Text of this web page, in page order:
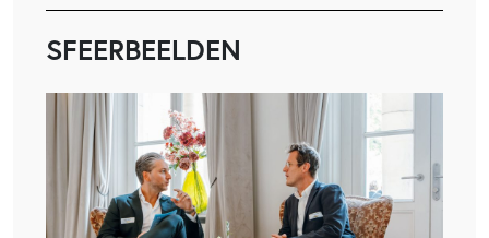
SFEERBEELDEN